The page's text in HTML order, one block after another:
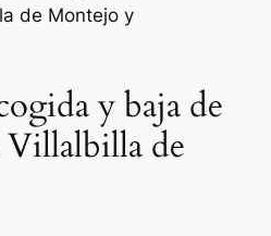
de Montejo y
y baja de
de